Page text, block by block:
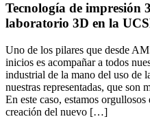
Tecnología de impresión
laboratorio 3D en la
Uno de los pilares que desde
inicios es acompañar a todos
industrial de la mano del uso de
nuestras representadas, que son
En este caso, estamos
creación del nuevo […]